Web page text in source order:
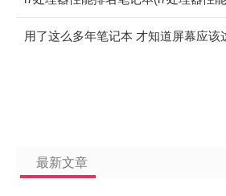
2021笔记本)
用了这么多年笔记本 才知道屏幕应该
最新文章